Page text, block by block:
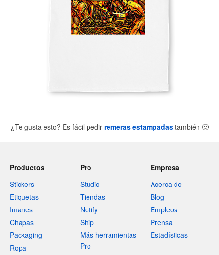
¿Te gusta esto? Es fácil pedir remeras estampadastambién 🙂
Productos
Stickers
Etiquetas
Imanes
Chapas
Packaging
Ropa
Pro
Studio
Tiendas
Notify
Ship
Más herramientas
Pro
Empresa
Acerca de
Blog
Empleos
Prensa
Estadísticas